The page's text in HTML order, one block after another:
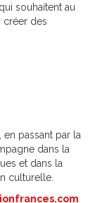
souhaitent au
créer des
passant par la
dans la
et dans la
culturelle.